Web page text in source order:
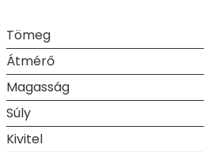
Tömeg
Átmérő
Magasság
Súly
Kivitel